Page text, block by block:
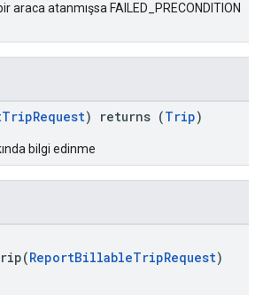
araca atanmışsa FAILED_PRECONDITION
) returns (Trip)
bilgi edinme
ReportBillableTripRequest)